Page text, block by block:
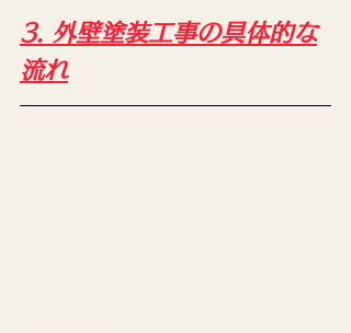
3. 外壁塗装工事の具体的な
流れ